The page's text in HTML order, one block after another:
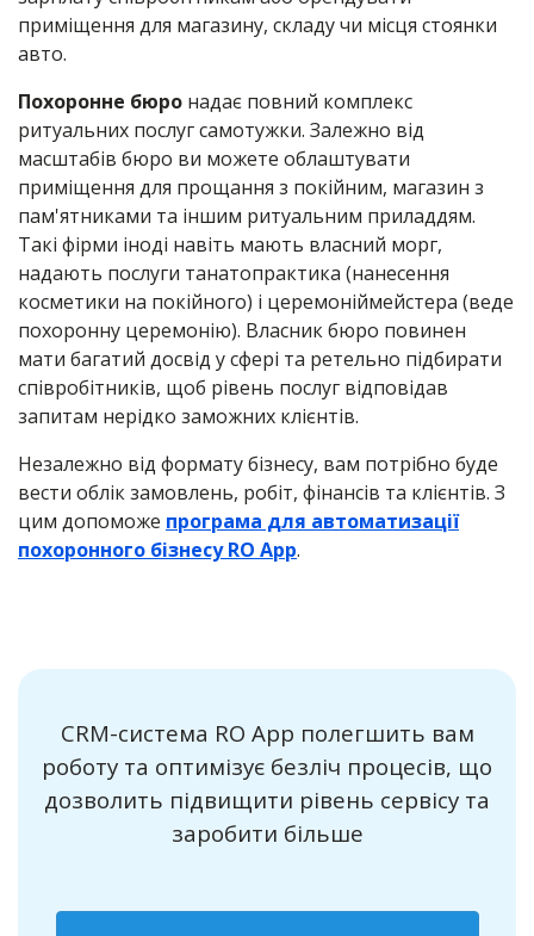
приміщення для магазину, складу чи місця стоянки
авто.
Похоронне бюро надає повний комплекс
ритуальних послуг самотужки. Залежно від
масштабів бюро ви можете облаштувати
приміщення для прощання з покійним, магазин з
пам'ятниками та іншим ритуальним приладдям.
Такі фірми іноді навіть мають власний морг,
надають послуги танатопрактика (нанесення
косметики на покійного) і церемоніймейстера (веде
похоронну церемонію). Власник бюро повинен
мати багатий досвід у сфері та ретельно підбирати
співробітників, щоб рівень послуг відповідав
запитам нерідко заможних клієнтів.
Незалежно від формату бізнесу, вам потрібно буде
вести облік замовлень, робіт, фінансів та клієнтів. З
цим допоможе програма для автоматизації
похоронного бізнесу RO App.
CRM-система RO App полегшить вам
роботу та оптимізує безліч процесів, що
дозволить підвищити рівень сервісу та
заробити більше